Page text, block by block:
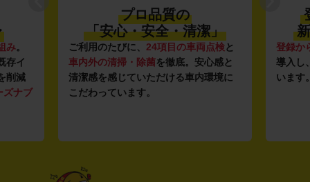
み。
存イ
削減
ズナブ
プロ品質の
「安心・安全・清潔」
ご利用のたびに、 24項目の車両点検と
車内外の清掃・除菌を徹底。安心感と
清潔感を感じていただける車内環境に
こだわっています。
登録か
導入し
います